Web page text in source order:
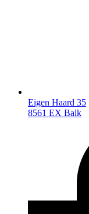
Eigen Haard 35
8561 EX Balk